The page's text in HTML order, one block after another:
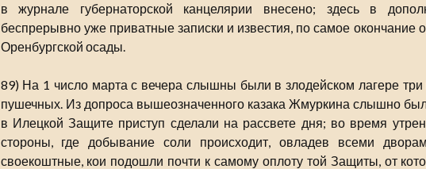
в журнале губернаторской канцелярии внесено; здесь в
беспрерывно уже приватные записки и известия, по самое окончание
Оренбургской осады.
89) На 1 число марта с вечера слышны были в злодейском лагере три
пушечных. Из допроса вышеозначенного казака Жмуркина слышно
в Илецкой Защите приступ сделали на рассвете дня; во время
стороны, где добывание соли происходит, овладев всеми
своекоштные, кои подошли почти к самому оплоту той Защиты, от